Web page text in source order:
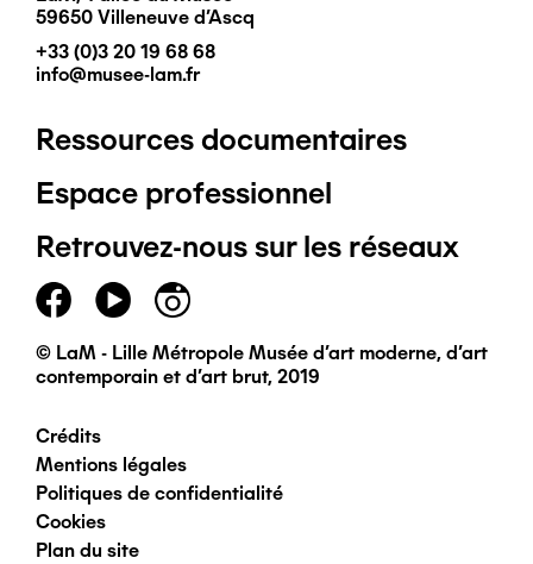
59650 Villeneuve d'Ascq
+33 (0)3 20 19 68 68
info@musee-lam.fr
Pied
de
page
principal
Ressources documentaires
Espace professionnel
Retrouvez-nous sur les réseaux
© LaM - Lille Métropole Musée d'art moderne, d'art
contemporain et d'art brut, 2019
Pied
de
Crédits
Mentions légales
Politiques de confidentialité
Cookies
Plan du site